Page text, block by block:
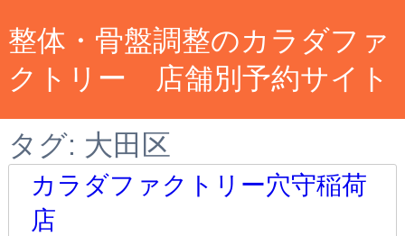
整体・骨盤調整のカラダファ
クトリー 店舗別予約サイト
タグ: 大田区
カラダファクトリー穴守稲荷
店